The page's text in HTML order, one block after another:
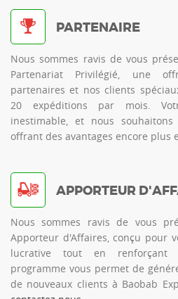
PARTENAIRE
Nous sommes ravis de vous
Partenariat Privilégié, une
partenaires et nos clients
20 expéditions par mois.
inestimable, et nous
offrant des avantages encore plus
APPORTEUR
Nous sommes ravis de vous
Apporteur d'Affaires, conçu pour
lucrative tout en renforçant
programme vous permet de
de nouveaux clients à Baobab